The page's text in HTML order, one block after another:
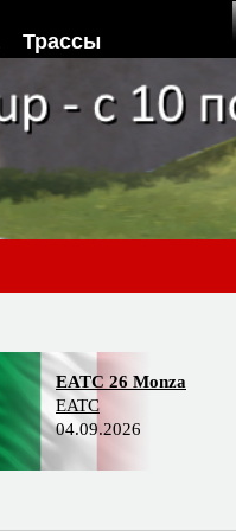
Трассы
EATC 26 Monza
EATC
04.09.2026